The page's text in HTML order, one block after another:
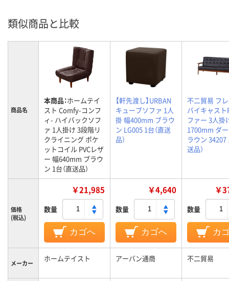
類似商品と比較
商品名
本商品：ホームテイ
スト Comfy-コンフ
ィ- ハイバックソフ
ァ 1人掛け 3段階リ
クライニング ポケ
ットコイル PVCレザ
ー 幅640mm ブラウ
ン 1台（直送品）
【軒先渡し】URBAN
キューブソファ 1人
掛 幅400mm ブラウ
ン LG005 1台（直送
品）
不二貿易 フ
バイキャスト
ファー 3人掛
1700mm ダ
ラウン 34207
送品）
価格
(税込)
￥21,985
数量
カゴへ
￥4,640
数量
カゴへ
￥
数量
カ
メーカー ホームテイスト アーバン通商 不二貿易